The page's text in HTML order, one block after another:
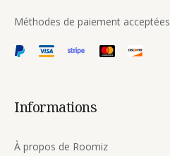
Méthodes de paiement acceptées
Informations
À propos de Roomiz